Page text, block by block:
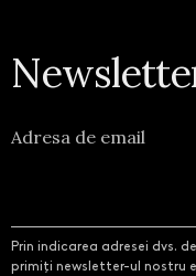
Adresa de email
Prin indicarea adresei dvs.
primiți newsletter-ul nostru